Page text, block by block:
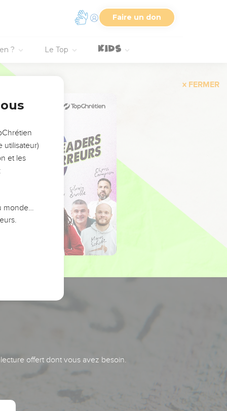
Faire un don
? Le Top
FERMER
offert dont vous avez besoin.
utilisateur)
et les
monde…